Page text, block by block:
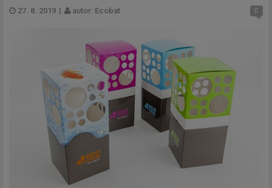
27. 8. 2019 | autor: Ecobat 0